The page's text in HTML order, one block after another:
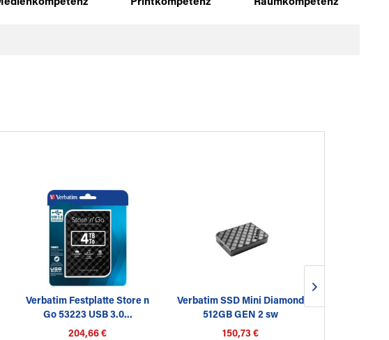
Printkompetenz Raumkompetenz
Verbatim Festplatte Store n
Go 53223 USB 3.0...
204,66 €
Verbatim SSD Mini Diamond
512GB GEN 2 sw
150,73 €